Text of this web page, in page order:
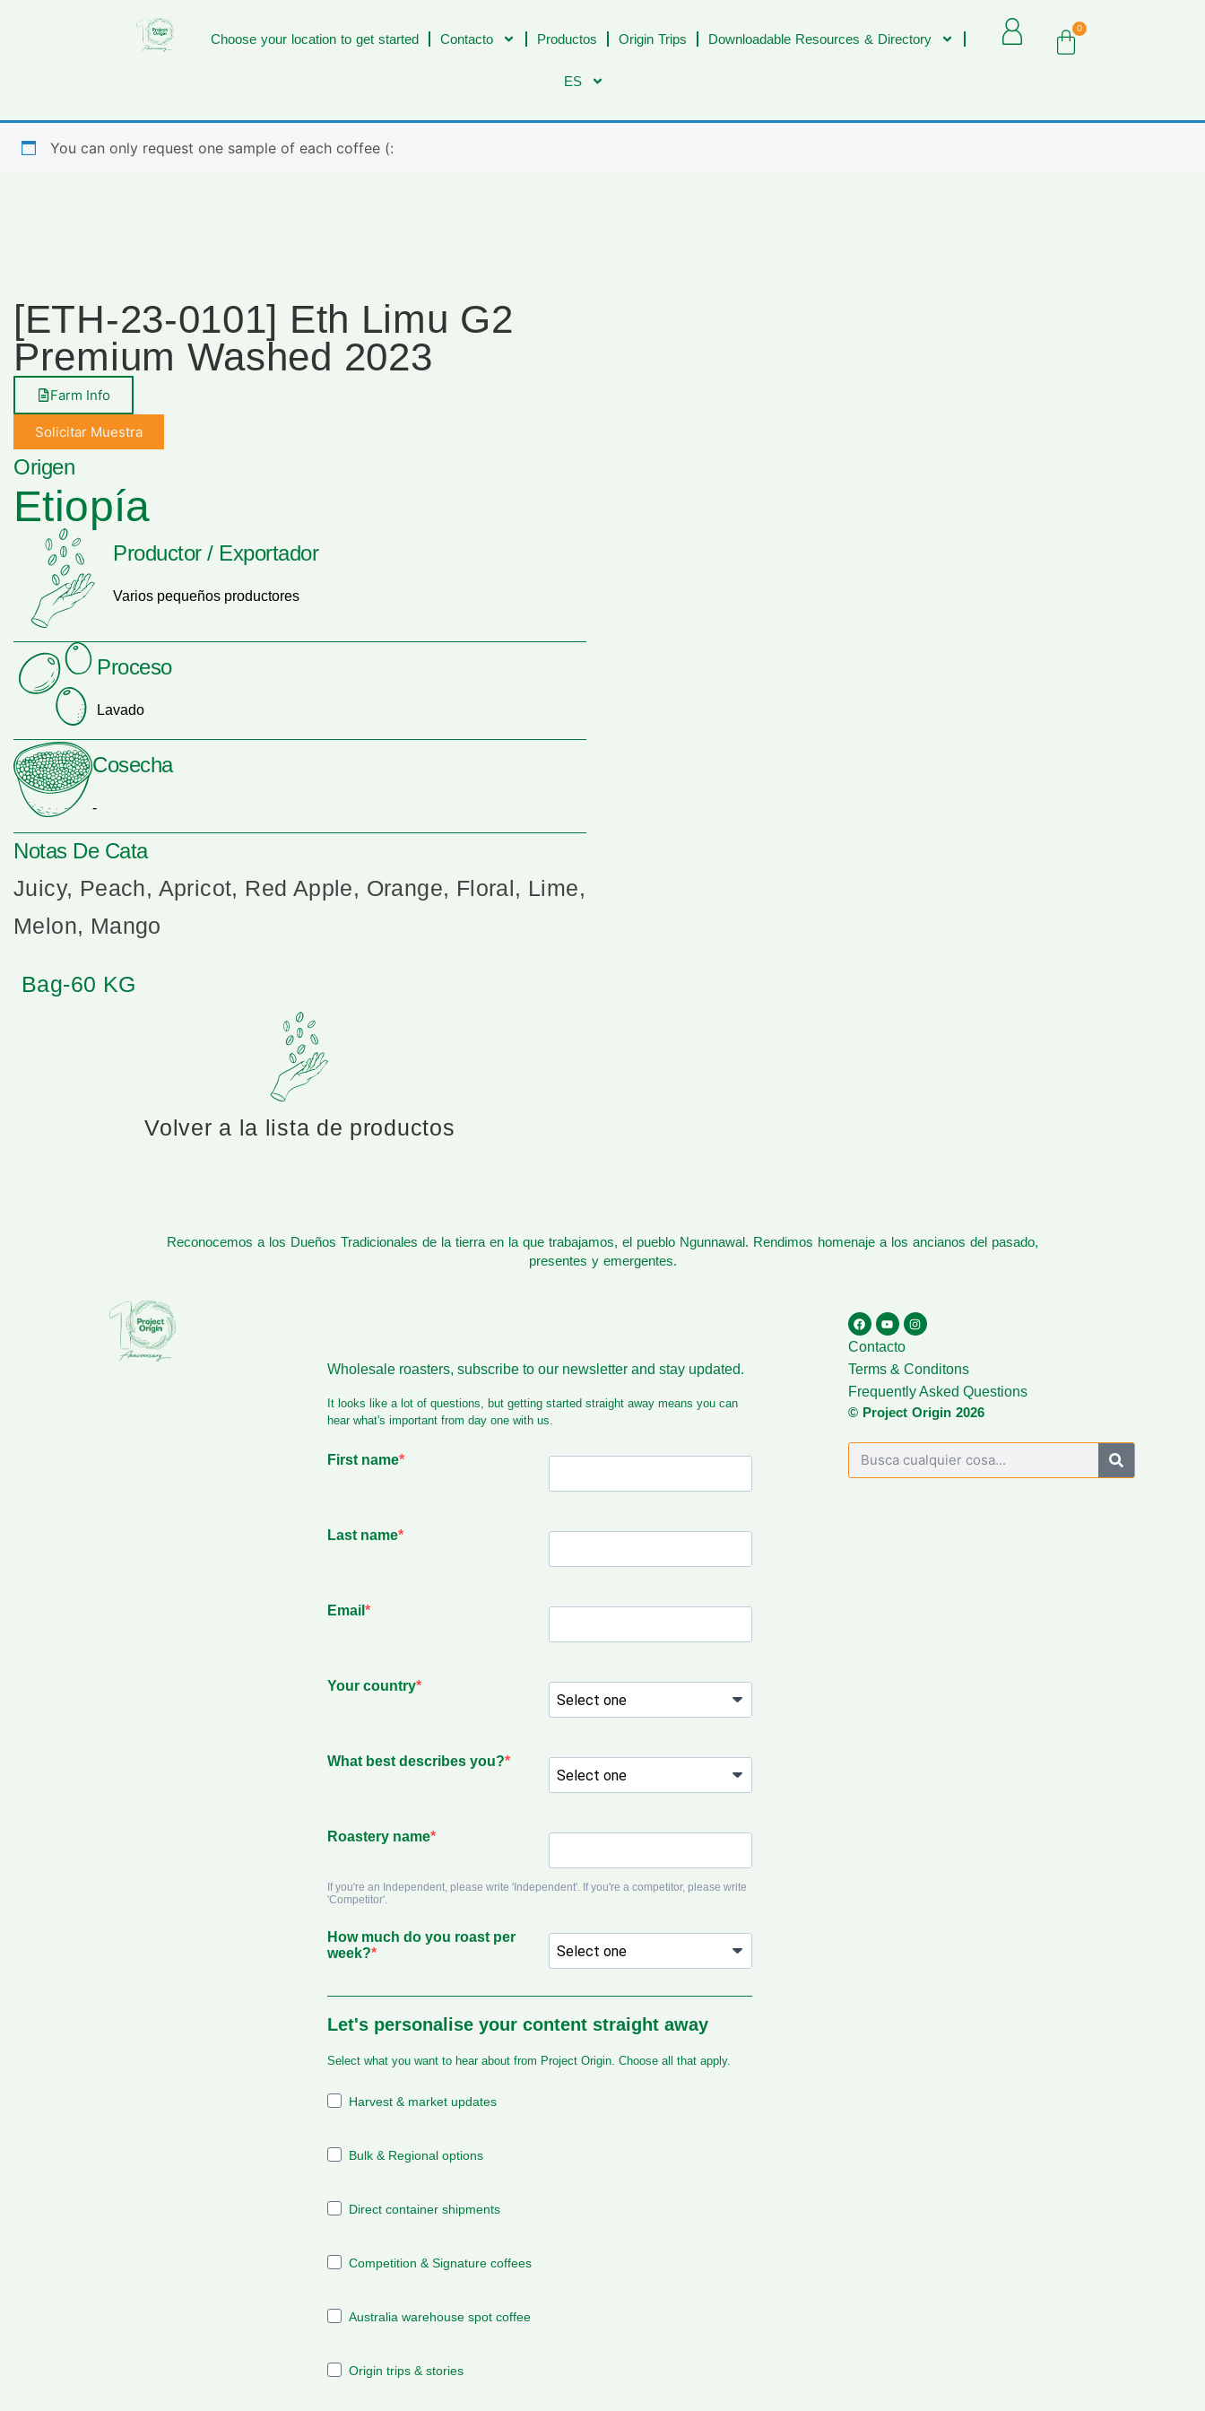
Choose your location to get started Contacto Productos Origin Trips Downloadable Resources & Directory
ES
0
You can only request one sample of each coffee (:
[ETH-23-0101] Eth Limu G2
Premium Washed 2023
Farm Info
Solicitar Muestra
Origen
Etiopía
Productor / Exportador
Varios pequeños productores
Proceso
Lavado
Cosecha
-
Notas De Cata
Juicy, Peach, Apricot, Red Apple, Orange, Floral, Lime,
Melon, Mango
Bag-60 KG
Volver a la lista de productos
Reconocemos a los Dueños Tradicionales de la tierra en la que trabajamos, el pueblo Ngunnawal. Rendimos homenaje a los ancianos del pasado,
presentes y emergentes.
Contacto
Terms & Conditons
Frequently Asked Questions
© Project Origin 2026